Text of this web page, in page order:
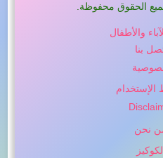
الحقوق محفوظة.
والأطفال
بنا
نحن